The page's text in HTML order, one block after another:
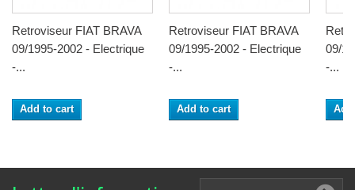
Retroviseur FIAT BRAVA
09/1995-2002 - Electrique
-...
Add to cart
Retroviseur FIAT BRAVA
09/1995-2002 - Electrique
-...
Add to cart
09/
-...